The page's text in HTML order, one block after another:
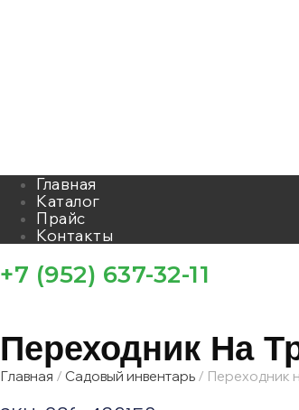
Главная
Каталог
Прайс
Контакты
+7 (952) 637-32-11
Переходник На
Главная / Садовый инвентарь / Переходник